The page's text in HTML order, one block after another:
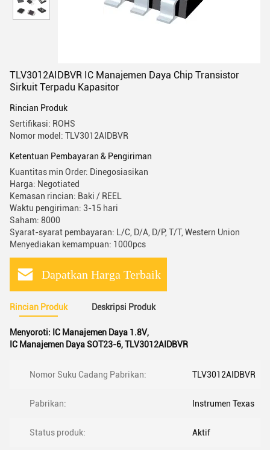
TLV3012AIDBVR IC Manajemen Daya Chip Transistor
Sirkuit Terpadu Kapasitor
Rincian Produk
Sertifikasi: ROHS
Nomor model: TLV3012AIDBVR
Ketentuan Pembayaran & Pengiriman
Kuantitas min Order: Dinegosiasikan
Harga: Negotiated
Kemasan rincian: Baki / REEL
Waktu pengiriman: 3-15 hari
Saham: 8000
Syarat-syarat pembayaran: L/C, D/A, D/P, T/T, Western Union
Menyediakan kemampuan: 1000pcs
Dapatkan Harga Terbaik
Rincian Produk Deskripsi Produk
Menyoroti: IC Manajemen Daya 1.8V,
IC Manajemen Daya SOT23-6,TLV3012AIDBVR
Nomor Suku Cadang Pabrikan: TLV3012AIDBVR
Pabrikan: Instrumen Texas
Status produk: Aktif